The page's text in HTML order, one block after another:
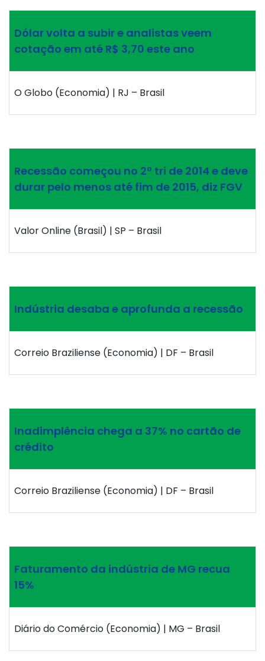
Dólar volta a subir e analistas veem
cotação em até R$ 3,70 este ano
O Globo (Economia) | RJ – Brasil
Recessão começou no 2º tri de 2014 e deve
durar pelo menos até fim de 2015, diz FGV
Valor Online (Brasil) | SP – Brasil
Indústria desaba e aprofunda a recessão
Correio Braziliense (Economia) | DF – Brasil
Inadimplência chega a 37% no cartão de
crédito
Correio Braziliense (Economia) | DF – Brasil
Faturamento da indústria de MG recua
15%
Diário do Comércio (Economia) | MG – Brasil